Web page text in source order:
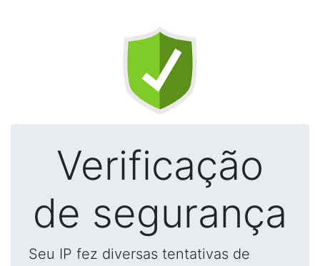
Verificação
de segurança
Seu IP fez diversas tentativas de